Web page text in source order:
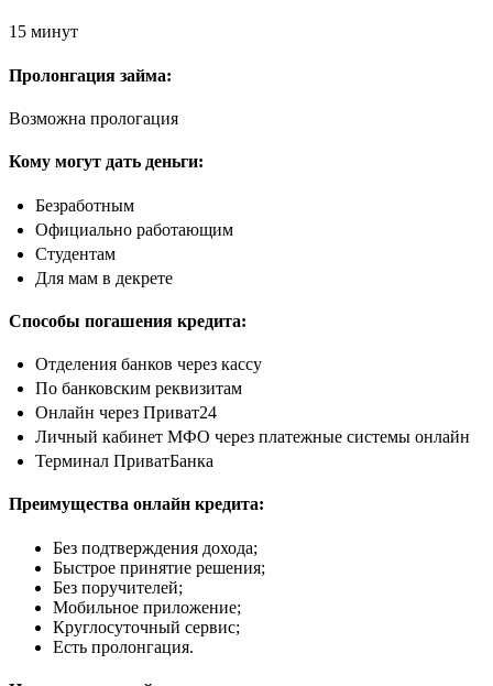
15 минут
Пролонгация займа:
Возможна прологация
Кому могут дать деньги:
Безработным
Официально работающим
Студентам
Для мам в декрете
Способы погашения кредита:
Отделения банков через кассу
По банковским реквизитам
Онлайн через Приват24
Личный кабинет МФО через платежные системы онлайн
Терминал ПриватБанка
Преимущества онлайн кредита:
Без подтверждения дохода;
Быстрое принятие решения;
Без поручителей;
Мобильное приложение;
Круглосуточный сервис;
Есть пролонгация.